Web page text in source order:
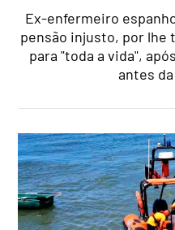
Ex-enfermeiro
pensão injusto, por lhe
para "toda a vida",
antes